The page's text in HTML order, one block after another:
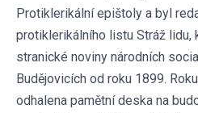
Protiklerikální epištoly a byl
protiklerikálního listu Stráž lidu,
stranické noviny národních
Budějovicích od roku 1899.
odhalena pamětní deska na